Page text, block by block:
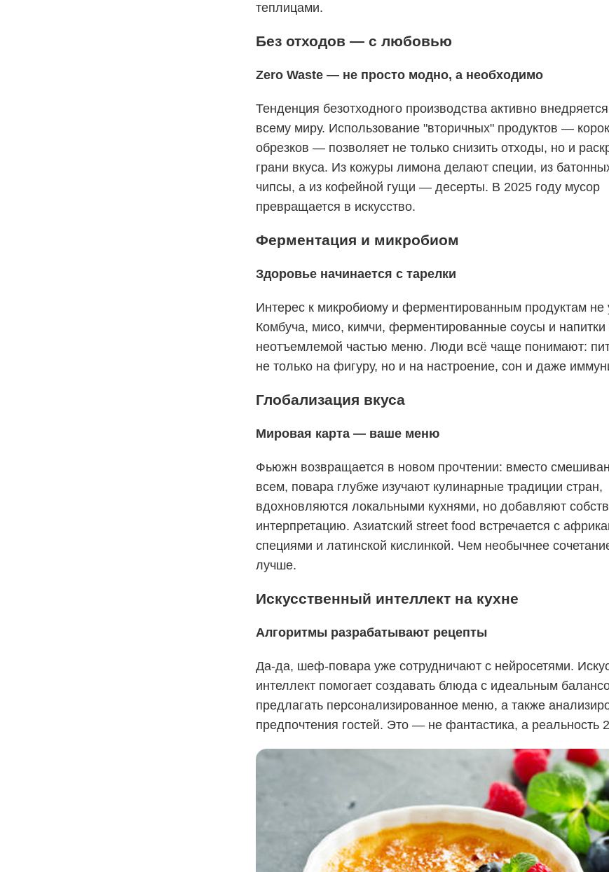
теплицами.
Без отходов — с любовью
Zero Waste — не просто модно, а необходимо
Тенденция безотходного производства активно
всему миру. Использование "вторичных" продуктов —
обрезков — позволяет не только снизить отходы, но и
грани вкуса. Из кожуры лимона делают специи, из
чипсы, а из кофейной гущи — десерты. В 2025 году мусор
превращается в искусство.
Ферментация и микробиом
Здоровье начинается с тарелки
Интерес к микробиому и ферментированным продуктам не
Комбуча, мисо, кимчи, ферментированные соусы и напитки
неотъемлемой частью меню. Люди всё чаще понимают:
не только на фигуру, но и на настроение, сон и даже
Глобализация вкуса
Мировая карта — ваше меню
Фьюжн возвращается в новом прочтении: вместо
всем, повара глубже изучают кулинарные традиции стран,
вдохновляются локальными кухнями, но добавляют
интерпретацию. Азиатский street food встречается с
специями и латинской кислинкой. Чем необычнее
лучше.
Искусственный интеллект на кухне
Алгоритмы разрабатывают рецепты
Да-да, шеф-повара уже сотрудничают с нейросетями.
интеллект помогает создавать блюда с идеальным
предлагать персонализированное меню, а также
предпочтения гостей. Это — не фантастика, а реальность